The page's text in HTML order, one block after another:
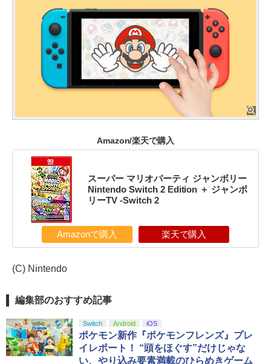
Amazon/楽天で購入
スーパー マリオパーティ ジャンボリー
Nintendo Switch 2 Edition ＋ ジャンボ
リーTV -Switch 2
Amazonで購入 楽天で購入
(C) Nintendo
編集部のおすすめ記事
Switch Android iOS
ポケモン新作『ポケモンフレンズ』プレ
イレポート！ “頭をほぐす”だけじゃな
い、やり込み要素満載のひらめきゲーム